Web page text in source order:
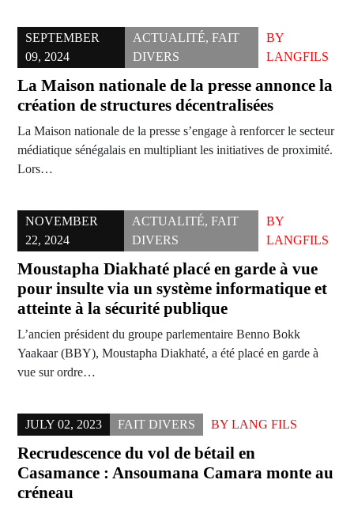
SEPTEMBER
09, 2024
ACTUALITÉ, FAIT
DIVERS
BY
LANGFILS
La Maison nationale de la presse annonce la
création de structures décentralisées
La Maison nationale de la presse s’engage à renforcer le secteur
médiatique sénégalais en multipliant les initiatives de proximité.
Lors…
NOVEMBER
22, 2024
ACTUALITÉ, FAIT
DIVERS
BY
LANGFILS
Moustapha Diakhaté placé en garde à vue
pour insulte via un système informatique et
atteinte à la sécurité publique
L’ancien président du groupe parlementaire Benno Bokk
Yaakaar (BBY), Moustapha Diakhaté, a été placé en garde à
vue sur ordre…
JULY 02, 2023 FAIT DIVERS BY LANG FILS
Recrudescence du vol de bétail en
Casamance : Ansoumana Camara monte au
créneau